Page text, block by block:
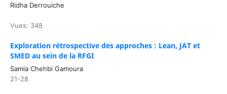
Ridha Derrouiche
Vues: 348
Exploration rétrospective des approches : Lean, JAT et
SMED au sein de la RFGI
Samia Chehbi Gamoura
21-28